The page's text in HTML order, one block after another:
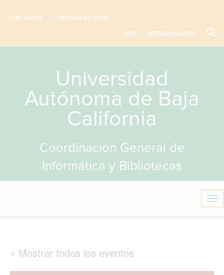
Mi cuenta Renueva tus libros
UABC METABUSCADOR
Universidad
Autónoma de Baja
California
Coordinación General de
Informática y Bibliotecas
T
o
a
« Mostrar todos los eventos